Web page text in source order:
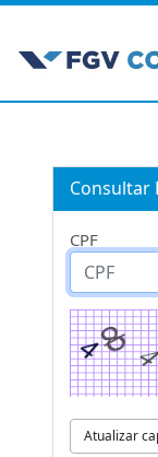
Consultar
CPF
Atualizar